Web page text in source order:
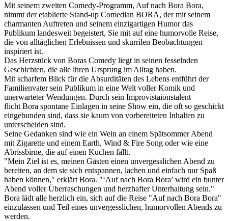
Mit seinem zweiten Comedy-Programm, Auf nach Bora Bora,
nimmt der etablierte Stand-up Comedian BORA, der mit seinem
charmanten Auftreten und seinem einzigartigen Humor das
Publikum landesweit begeistert, Sie mit auf eine humorvolle Reise,
die von alltäglichen Erlebnissen und skurrilen Beobachtungen
inspiriert ist.
Das Herzstück von Boras Comedy liegt in seinen fesselnden
Geschichten, die alle ihren Ursprung im Alltag haben.
Mit scharfem Blick für die Absurditäten des Lebens entführt der
Familienvater sein Publikum in eine Welt voller Komik und
unerwarteter Wendungen. Durch sein Improvistaionstalent
flicht Bora spontane Einlagen in seine Show ein, die oft so geschickt
eingebunden sind, dass sie kaum von vorbereiteten Inhalten zu
unterscheiden sind.
Seine Gedanken sind wie ein Wein an einem Spätsommer Abend
mit Zigarette und einem Earth, Wind & Fire Song oder wie eine
Abrissbirne, die auf einen Kuchen fällt.
"Mein Ziel ist es, meinen Gästen einen unvergesslichen Abend zu
bereiten, an dem sie sich entspannen, lachen und einfach nur Spaß
haben können," erklärt Bora. "‘Auf nach Bora Bora’ wird ein bunter
Abend voller Überraschungen und herzhafter Unterhaltung sein."
Bora lädt alle herzlich ein, sich auf die Reise "Auf nach Bora Bora"
einzulassen und Teil eines unvergesslichen, humorvollen Abends zu
werden.